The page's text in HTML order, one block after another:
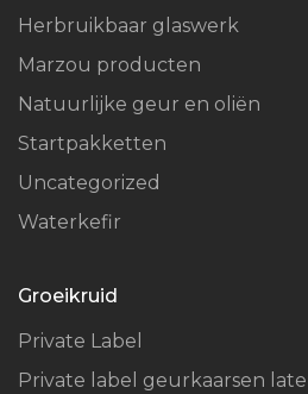
Herbruikbaar glaswerk
Marzou producten
Natuurlijke geur en oliën
Startpakketten
Uncategorized
Waterkefir
Groeikruid
Private Label
Private label geurkaarsen